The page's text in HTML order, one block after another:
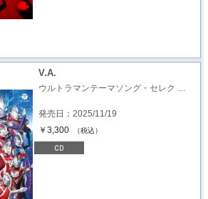
V.A.
ウルトラマンテーマソング・セレク …
発売日：2025/11/19
￥3,300
（税込）